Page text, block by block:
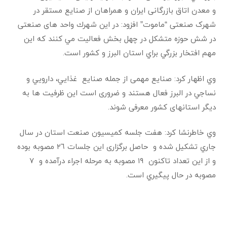
و معدن اتاق بازرگانی ایران و همراهان از صنایع مستقر در
شهرک صنعتی “ماموت” افزود: در اين شهرك واحد های صنعتی
در شش حوزه متشکل در چهل بخش فعاليت مي كنند كه اين
مهم افتخار بزرگي براي استان البرز و كشور است.
وي اظهار كرد: صنايع مهمی از جمله صنایع غذايي، دارويي و
نساجي در البرز فعال هستند و ضروری است اين ظرفيت ها به
ديگر استانهای کشور معرفی شوند.
وي خاطرنشا كرد: هفت جلسه كميسيون صنعت استان در سال
جاري تشكيل شده و حاصل برگزاری این جلسات ٢٦ مصوبه بوده
و از اين تعداد تاکنون ١٩ مصوبه به مرحله اجراء درآمده و ۷
مصوبه در حال پيگيري است.